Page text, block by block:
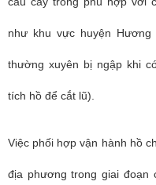
như khu vực huyện
thường xuyên bị ngập khi
tích hồ để cắt lũ).
Việc phối hợp vận hành hồ
địa phương trong giai đoạn